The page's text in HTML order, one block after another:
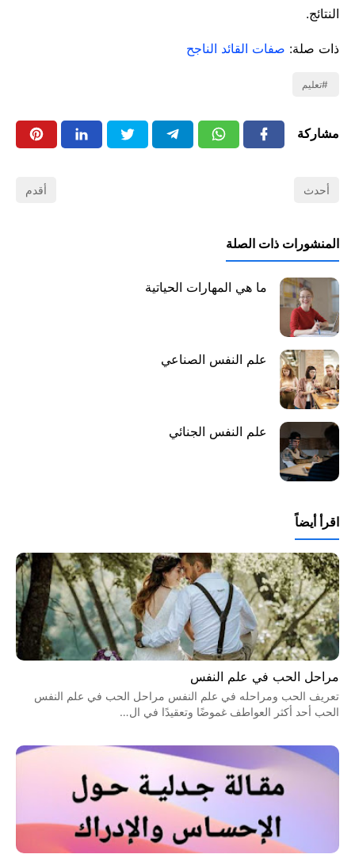
النتائج.
ذات صلة: صفات القائد الناجح
تعليم
مشاركة
أحدث أقدم
المنشورات ذات الصلة
ما هي المهارات الحياتية
علم النفس الصناعي
علم النفس الجنائي
اقرأ أيضاً
مراحل الحب في علم النفس
تعريف الحب ومراحله في علم النفس مراحل الحب في علم النفس
الحب أحد أكثر العواطف غموضًا وتعقيدًا في ال…